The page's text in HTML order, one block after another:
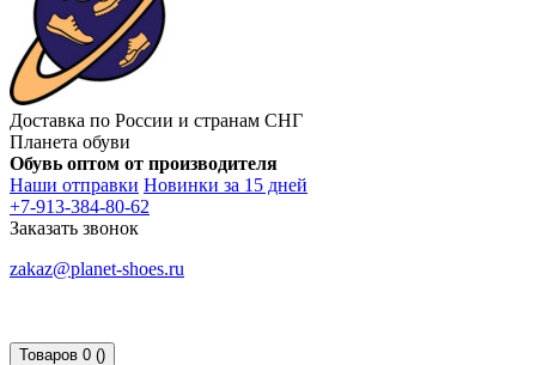
Доставка по России и странам СНГ
Планета обуви
Обувь оптом от производителя
Наши отправки Новинки за 15 дней
+7-913-384-80-62
Заказать звонок
zakaz@planet-shoes.ru
Товаров 0 ()